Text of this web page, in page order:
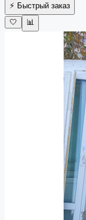
⚡ Быстрый заказ
🤍
📊